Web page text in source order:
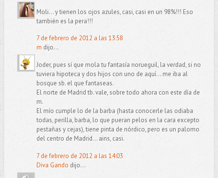
Moli... y tienen los ojos azules, casi, casi en un 98%!!! Eso
también es la pera!!!
7 de febrero de 2012 a las 13:58
m dijo...
Joder, pues sí que mola tu fantasía norueguil, la verdad, si no
tuviera hipoteca y dos hijos con uno de aquí... me iba al
bosque sb. el que fantaseas.
El norte de Madrid tb. vale, sobre todo ahora con este día de
m.
El mío cumple lo de la barba (hasta conocerle las odiaba
todas, perilla, barba, lo que pueran pelos en la cara excepto
pestañas y cejas), tiene pinta de nórdico, pero es un palomo
del centro de Madrid... ains, casi.
7 de febrero de 2012 a las 14:03
Diva Gando dijo...